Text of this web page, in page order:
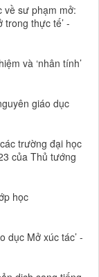
về sư phạm mở:
thực tế’ -
và ‘nhân tính’
giáo dục
trường đại học
của Thủ tướng
học
dục Mở xúc tác’ -